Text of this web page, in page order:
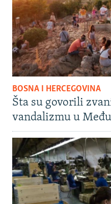
BOSNA I HERCEGOVINA
Šta su govorili
vandalizmu u